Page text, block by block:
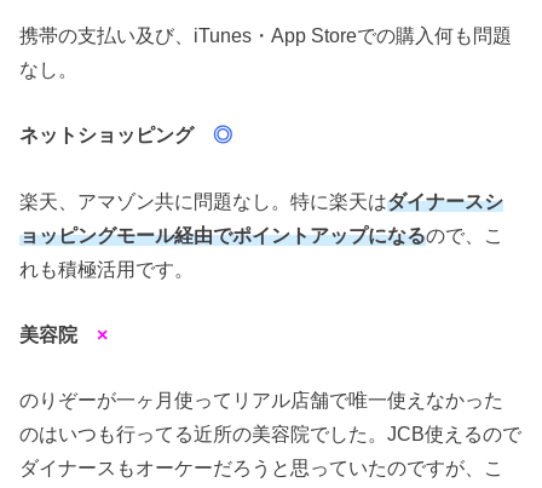
携帯の支払い及び、iTunes・App Storeでの購入何も問題
なし。
ネットショッピング◎
楽天、アマゾン共に問題なし。特に楽天はダイナースシ
ョッピングモール経由でポイントアップになるので、こ
れも積極活用です。
美容院×
のりぞーが一ヶ月使ってリアル店舗で唯一使えなかった
のはいつも行ってる近所の美容院でした。JCB使えるので
ダイナースもオーケーだろうと思っていたのですが、こ